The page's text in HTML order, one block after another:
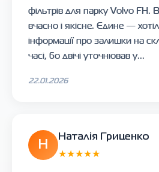
фільтрів для парку Volvo FH.
вчасно і якісне. Єдине —
інформації про залишки на
часі, бо двічі уточнював у...
22.01.2026
Н
Наталія Гриценко
★★★★★